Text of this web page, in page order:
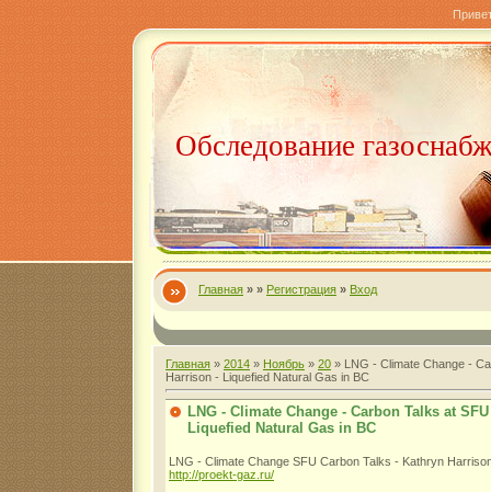
Обследование
Главная » » Регистрация » Вход
Главная » 2014 » Ноябрь » 20 » LNG - Climate Change -
Harrison - Liquefied Natural Gas in BC
LNG - Climate Change - Carbon Talks at
Liquefied Natural Gas in BC
LNG - Climate Change SFU Carbon Talks - Kathryn
http://proekt-gaz.ru/